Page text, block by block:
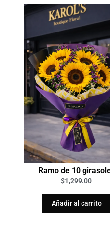
Ramo de 10
$1,299.00
Añadir al carrito